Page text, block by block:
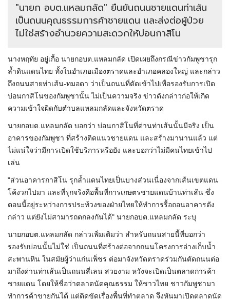
"นายก อบต.แหลมกลัด" ยืนยันถนนชายแดนท่าเส้น
เป็นถนนคุณธรรมการค้าชายแดน และส่งต่อผู้ป่วย
ไม่ใช่สร้างอำนวยความสะดวกให้บ่อนกาสิโน
นางหฤทัย อยู่เกื้อ นายกอบต.แหลมกลัด เปิดเผยถึงกรณีข่าวกัมพูชารุก
ล้ำดินแดนไทย ทั้งในอำเภอเมืองตราดและอำเภอคลองใหญ่ และกล่าว
ถึงถนนสายท่าเส้น-ทมอดา ว่าเป็นถนนที่ตัดเข้าไปเพื่อรองรับการเปิด
บ่อนกาสิโนของกัมพูชานั้น ไม่เป็นความจริง ข่าวดังกล่าวก่อให้เกิด
ความเข้าใจผิดกับตำบลแหลมกลัดและจังหวัดตราด
นายกอบต.แหลมกลัด บอกว่า บ่อนกาสิโนที่ด่านท่าเส้นนั้นมีจริง เป็น
อาคารของกัมพูชา ที่สร้างติดแนวชายแดน และสร้างมานานแล้ว แต่
ไม่แน่ใจว่ามีการเปิดใช้บริการหรือยัง และบอกว่าไม่มีคนไทยเข้าไป
เล่น
"ส่วนอาคารกาสิโน รุกล้ำแดนไทยเป็นบางส่วนเนื่องจากเส้นเขตแดน
โค้งวกไปมา และที่รุกจริงคือพื้นที่การเกษตรชายแดนบ้านท่าเส้น ซึ่ง
ตอนนี้อยู่ระหว่างการประท้วงของฝ่ายไทยให้ทำการรื้อถอนอาคารดัง
กล่าว แต่ยังไม่สามารถตกลงกันได้" นายกอบต.แหลมกลัด ระบุ
นายกอบต.แหลมกลัด กล่าวเพิ่มเติมว่า สำหรับถนนสายนี้ที่บอกว่า
รองรับบ่อนนั้นไม่ใช่ เป็นถนนที่สร้างต่อจากถนนโครงการอ่างเก็บน้ำ
สะพานหิน ในสมัยผู้ว่าแก่นเพ็ชร ต่อมาจังหวัดตราดร่วมกันตัดถนนต่อ
มาถึงด่านท่าเส้นเป็นถนนสี่เลน สวยงาม หวังจะเปิดเป็นตลาดการค้า
ชายแดน โดยให้ชื่อว่าตลาดนัดคุณธรรม ให้ชาวไทย ชาวกัมพูชามา
ทำการค้าขายกันได้ แต่ติดขัดเรื่องพื้นที่ทำตลาด จึงหันมาเปิดตลาดนัด